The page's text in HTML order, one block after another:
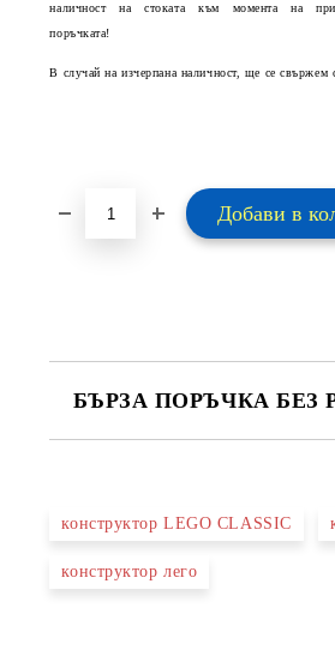
наличност на стоката към момента на
поръчката!
В случай на изчерпана наличност, ще се свържем
БЪРЗА ПОРЪЧКА БЕЗ
Ние ще се свържем с вас в рамките на
конструктор LEGO CLASSIC
конструктор лего